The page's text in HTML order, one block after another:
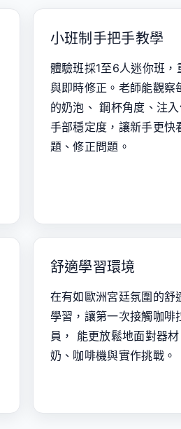
小班制手把手教學
體驗班採1至6人迷你班，
與即時修正。老師能觀察
的奶泡、 鋼杯角度、注
手部穩定度，讓新手更快
題、修正問題。
舒適學習環境
在有如歐洲宮廷氛圍的舒
學習，讓第一次接觸咖啡
員， 能更放鬆地面對器
奶、咖啡機與實作挑戰。